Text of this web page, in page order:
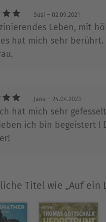
Lächeln kommt (fast)
wurde 1938 in Berlin
Joachim Fuchsberger und
Ihren größten Erfolg
Harald Juhnke in »Ein
Grit Boettcher mit ihrer
Susi – 02.09.2021
Leben, mit
hat mich sehr berührt.
Jana – 24.04.2023
hat mich sehr
ich bin begeistert !
Titel wie „Auf ein